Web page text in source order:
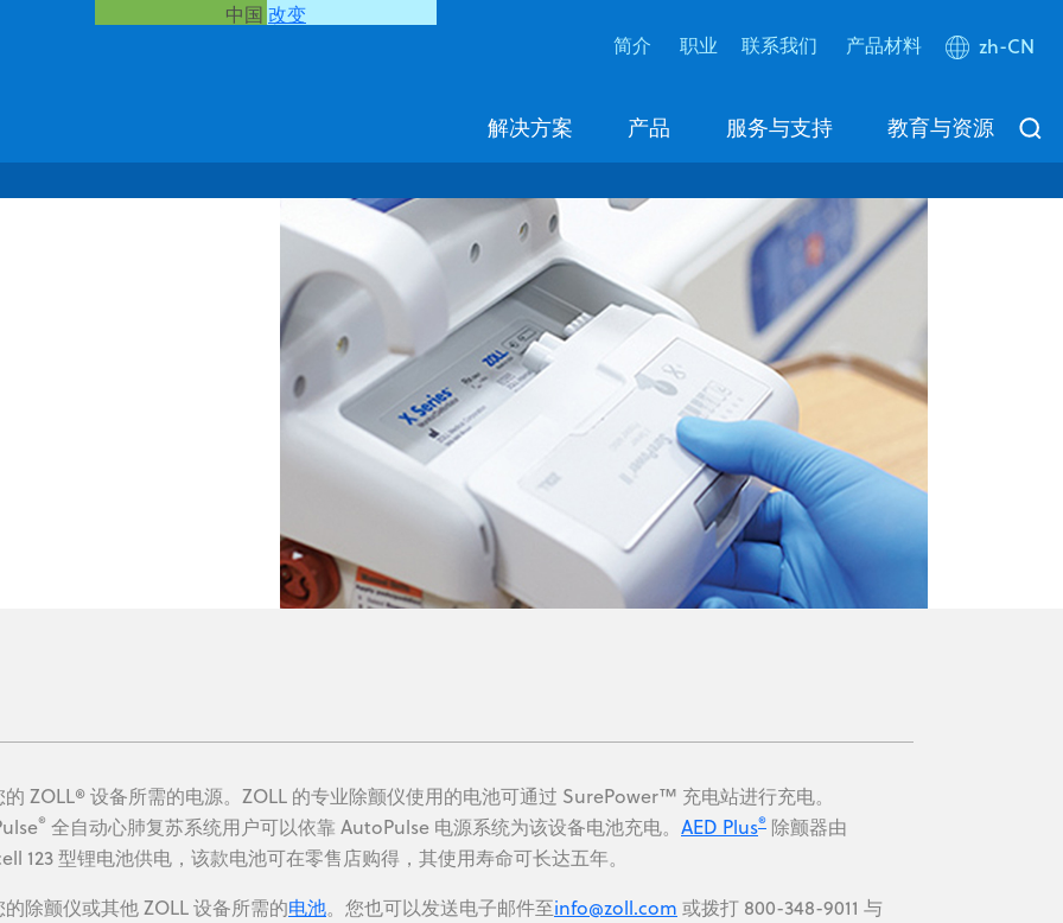
中国 改变
简介 职业 联系我们 产品材料 zh-CN
解决方案 产品 服务与支持 教育与资源
ZOLL® 设备所需的电源。ZOLL 的专业除颤仪使用的电池可通过 SurePower™ 充电站进行充电。
® 全自动心肺复苏系统用户可以依靠 AutoPulse 电源系统为该设备电池充电。 AED Plus® 除颤器由
123 型锂电池供电，该款电池可在零售店购得，其使用寿命可长达五年。
除颤仪或其他 ZOLL 设备所需的电池。您也可以发送电子邮件至info@zoll.com 或拨打 800-348-9011 与